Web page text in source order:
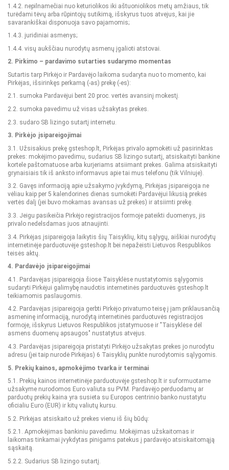
1.4.2. nepilnamečiai nuo keturiolikos iki aštuoniolikos metų amžiaus, tik
turėdami tėvų arba rūpintojų sutikimą, išskyrus tuos atvejus, kai jie
savarankiškai disponuoja savo pajamomis;
1.4.3. juridiniai asmenys;
1.4.4. visų aukščiau nurodytų asmenų įgalioti atstovai.
2. Pirkimo – pardavimo sutarties sudarymo momentas
Sutartis tarp Pirkėjo ir Pardavėjo laikoma sudaryta nuo to momento, kai
Pirkėjas, išsirinkęs perkamą (-as) prekę (-es):
2.1. sumoka Pardavėjui bent 20 proc. vertės avansinį mokestį.
2.2. sumoka pavedimu už visas užsakytas prekes.
2.3. sudaro SB lizingo sutartį internetu.
3. Pirkėjo įsipareigojimai
3.1. Užsisakius prekę gsteshop.lt, Pirkėjas privalo apmokėti už pasirinktas
prekes: mokėjimo pavedimu, sudarius SB lizingo sutartį, atsiskaityti bankine
kortele paštomatuose arba kurjeriams atsiimant prekes. Galima atsiskaityti
grynaisiais tik iš anksto informavus apie tai mus telefonu (tik Vilniuje).
3.2. Gavęs informaciją apie užsakymo įvykdymą, Pirkėjas įsipareigoja ne
vėliau kaip per 5 kalendorines dienas sumokėti Pardavėjui likusią prekės
vertės dalį (jei buvo mokamas avansas už prekes) ir atsiimti prekę.
3.3. Jeigu pasikeičia Pirkėjo registracijos formoje pateikti duomenys, jis
privalo nedelsdamas juos atnaujinti.
3.4. Pirkėjas įsipareigoja laikytis šių Taisyklių, kitų sąlygų, aiškiai nurodytų
internetinėje parduotuvėje gsteshop.lt bei nepažeisti Lietuvos Respublikos
teisės aktų.
4. Pardavėjo įsipareigojimai
4.1. Pardavėjas įsipareigoja šiose Taisyklėse nustatytomis sąlygomis
sudaryti Pirkėjui galimybę naudotis internetinės parduotuvės gsteshop.lt
teikiamomis paslaugomis.
4.2. Pardavėjas įsipareigoja gerbti Pirkėjo privatumo teisę į jam priklausančią
asmeninę informaciją, nurodytą internetinės parduotuvės registracijos
formoje, išskyrus Lietuvos Respublikos įstatymuose ir "Taisyklėse dėl
asmens duomenų apsaugos" nustatytus atvejus.
4.3. Pardavėjas įsipareigoja pristatyti Pirkėjo užsakytas prekes jo nurodytu
adresu (jei taip nurodė Pirkėjas) 6 Taisyklių punkte nurodytomis sąlygomis.
5. Prekių kainos, apmokėjimo tvarka ir terminai
5.1. Prekių kainos internetinėje parduotuvėje gsteshop.lt ir suformuotame
užsakyme nurodomos Euro valiuta su PVM. Pardavėjo perduodamų ar
parduotų prekių kaina yra susieta su Europos centrinio banko nustatytu
oficialiu Euro (EUR) ir kitų valiutų kursu.
5.2. Pirkėjas atsiskaito už prekes vienu iš šių būdų:
5.2.1. Apmokėjimas bankiniu pavedimu. Mokėjimas užskaitomas ir
laikomas tinkamai įvykdytas pinigams patekus į pardavėjo atsiskaitomąją
sąskaitą.
5.2.2. Sudarius SB lizingo sutartį.